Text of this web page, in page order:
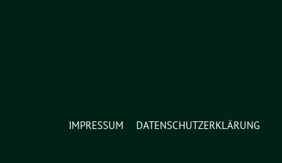
IMPRESSUM DATENSCHUTZERKLÄRUNG